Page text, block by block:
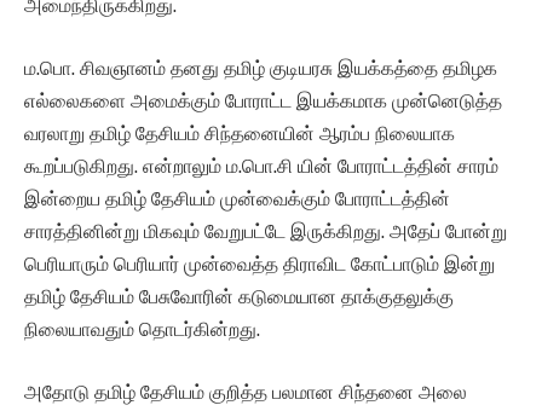
அமைந்திருக்கிறது.
ம.பொ. சிவஞானம் தனது தமிழ் குடியரசு இயக்கத்தை தமிழக
எல்லைகளை அமைக்கும் போராட்ட இயக்கமாக முன்னெடுத்த
வரலாறு தமிழ் தேசியம் சிந்தனையின் ஆரம்ப நிலையாக
கூறப்படுகிறது. என்றாலும் ம.பொ.சி யின் போராட்டத்தின் சாரம்
இன்றைய தமிழ் தேசியம் முன்வைக்கும் போராட்டத்தின்
சாரத்தினின்று மிகவும் வேறுபட்டே இருக்கிறது. அதேப் போன்று
பெரியாரும் பெரியார் முன்வைத்த திராவிட கோட்பாடும் இன்று
தமிழ் தேசியம் பேசுவோரின் கடுமையான தாக்குதலுக்கு
நிலையாவதும் தொடர்கின்றது.
அதோடு தமிழ் தேசியம் குறித்த பலமான சிந்தனை அலை